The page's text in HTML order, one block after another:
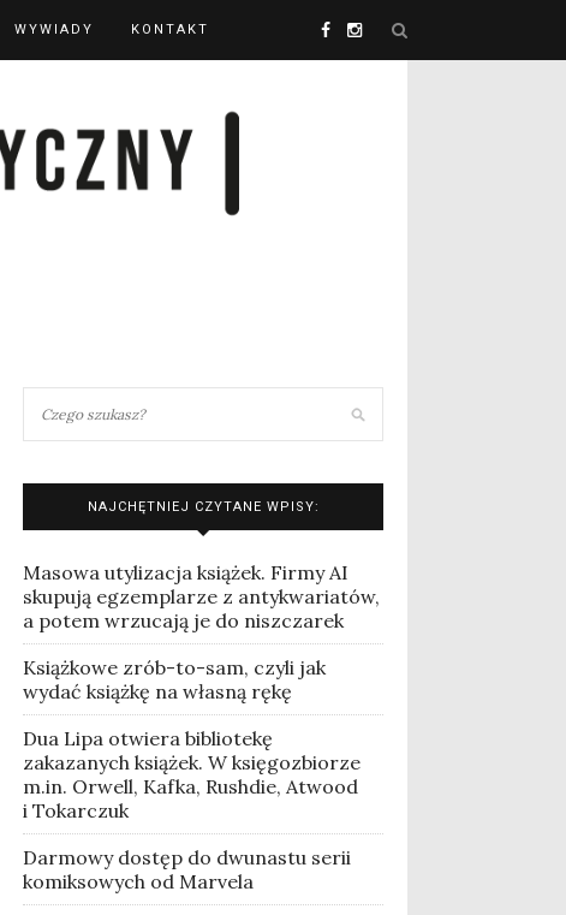
WYWIADY KONTAKT
NAJCHĘTNIEJ CZYTANE WPISY:
Masowa utylizacja książek. Firmy AI
skupują egzemplarze z antykwariatów,
a potem wrzucają je do niszczarek
Książkowe zrób-to-sam, czyli jak
wydać książkę na własną rękę
Dua Lipa otwiera bibliotekę
zakazanych książek. W księgozbiorze
m.in. Orwell, Kafka, Rushdie, Atwood
i Tokarczuk
Darmowy dostęp do dwunastu serii
komiksowych od Marvela